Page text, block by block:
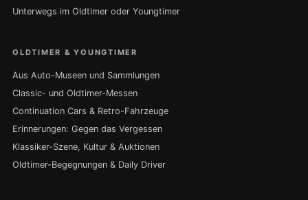
Unterwegs im Oldtimer oder Youngtimer
OLDTIMER & YOUNGTIMER
Aus Auto-Museen und Sammlungen
Classic- und Oldtimer-Messen
Continuation Cars & Retro-Fahrzeuge
Erinnerungen: Gegen das Vergessen
Klassiker-Szene, Kultur & Auktionen
Oldtimer-Begegnungen & Daily Driver